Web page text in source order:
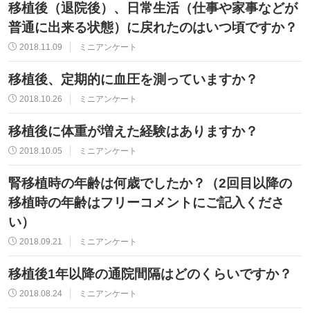
移植後（退院後）、日常生活（仕事や家事などが
普通に出来る状態）に戻れたのはいつ頃ですか？
2018.11.09 ミニアンケート
移植後、定期的に血圧を測っていますか？
2018.10.26 ミニアンケート
移植後に体重が増えた経験はありますか？
2018.10.05 ミニアンケート
腎移植時の年齢は何歳でしたか？（2回目以降の
移植時の年齢はフリーコメントにご記入くださ
い）
2018.09.21 ミニアンケート
移植後1年以降の通院間隔はどのくらいですか？
2018.08.24 ミニアンケート